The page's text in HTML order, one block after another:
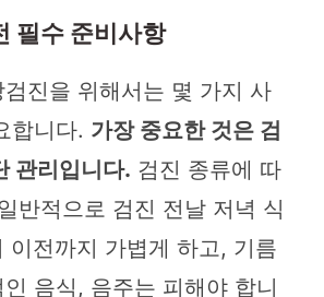
필수 준비사항
진을 위해서는 몇 가지 사
합니다. 가장 중요한 것은 검
관리입니다. 검진 종류에 따
반적으로 검진 전날 저녁 식
이전까지 가볍게 하고, 기름
음식, 음주는 피해야 합니